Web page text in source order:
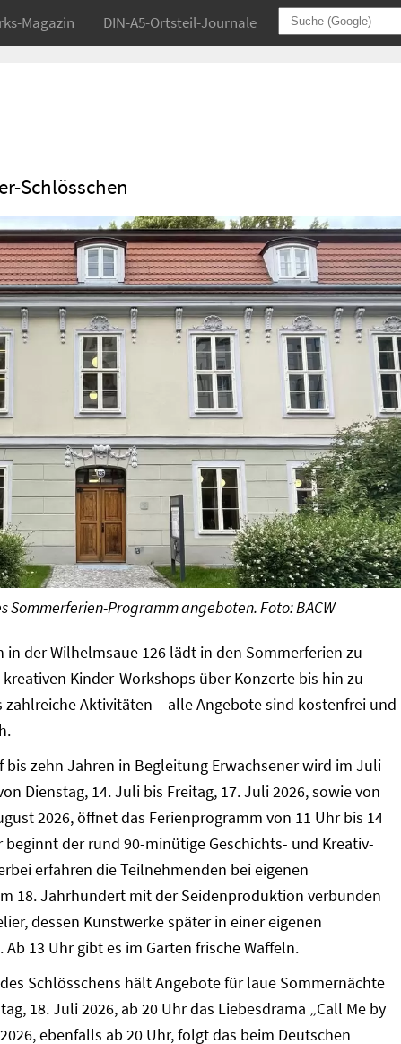
Magazin DIN-A5-Ortsteil-Journale
Schlösschen
Sommerferien-Programm angeboten. Foto: BACW
der Wilhelmsaue 126 lädt in den Sommerferien zu
Kinder-Workshops über Konzerte bis hin zu
Aktivitäten – alle Angebote sind kostenfrei und
zehn Jahren in Begleitung Erwachsener wird im Juli
Dienstag, 14. Juli bis Freitag, 17. Juli 2026, sowie von
2026, öffnet das Ferienprogramm von 11 Uhr bis 14
beginnt der rund 90-minütige Geschichts- und Kreativ-
erfahren die Teilnehmenden bei eigenen
18. Jahrhundert mit der Seidenproduktion verbunden
dessen Kunstwerke später in einer eigenen
13 Uhr gibt es im Garten frische Waffeln.
Schlösschens hält Angebote für laue Sommernächte
18. Juli 2026, ab 20 Uhr das Liebesdrama „Call Me by
ebenfalls ab 20 Uhr, folgt das beim Deutschen